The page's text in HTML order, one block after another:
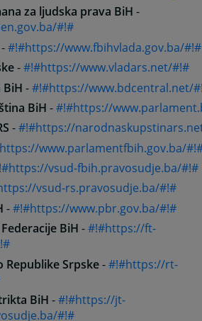
za ljudska prava BiH-
#!#
-#!#https://www.fbihvlada.gov.ba/#!#
-#!#https://www.vladars.net/#!#
-#!#https://www.bdcentral.net/
BiH -#!#https://
-#!#https://
www.parlamentfbih.gov.ba/
vsud-fbih.pravosudje.ba/#!#
vsud-rs.pravosudje.ba/#!#
-#!#https://www.pbr.gov.ba/#!#
BiH -#!#https://ft-
Republike Srpske-#!#https://rt-
BiH -#!#https://jt-
#!#